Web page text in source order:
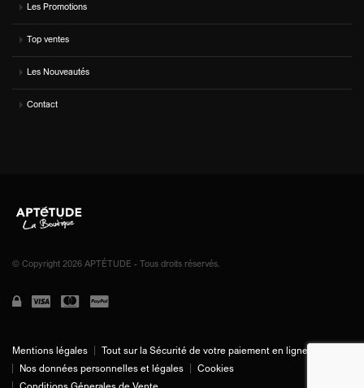
Les Promotions
Top ventes
Les Nouveautés
Contact
© Copyright 2026 APTÉTUDE - Tous droits réservés.
Mentions légales
Tout sur la Sécurité de votre paiement en ligne
Nos données personnelles et légales
Cookies